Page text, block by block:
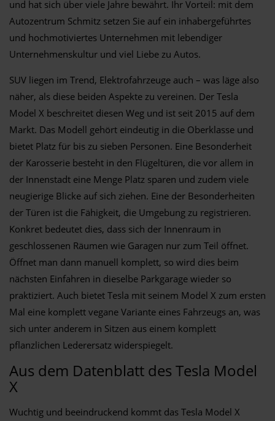
und hat sich über viele Jahre bewährt. Ihr Vorteil: mit dem
Autozentrum Schmitz setzen Sie auf ein inhabergeführtes
und hochmotiviertes Unternehmen mit lebendiger
Unternehmenskultur und viel Liebe zu Autos.
SUV liegen im Trend, Elektrofahrzeuge auch – was läge also
näher, als diese beiden Aspekte zu vereinen. Der Tesla
Model X beschreitet diesen Weg und ist seit 2015 auf dem
Markt. Das Modell gehört eindeutig in die Oberklasse und
bietet Platz für bis zu sieben Personen. Eine Besonderheit
der Karosserie besteht in den Flügeltüren, die vor allem in
der Innenstadt eine Menge Platz sparen und zudem viele
neugierige Blicke auf sich ziehen. Eine der Besonderheiten
der Türen ist die Fähigkeit, die Umgebung zu registrieren.
Konkret bedeutet dies, dass sich der Innenraum in
geschlossenen Räumen wie Garagen nur zum Teil öffnet.
Öffnet man dann manuell komplett, so wird dies beim
nächsten Einfahren in dieselbe Parkgarage wieder so
praktiziert. Auch bietet Tesla mit seinem Model X zum ersten
Mal eine komplett vegane Variante eines Fahrzeugs an, was
sich unter anderem in Sitzen aus einem komplett
pflanzlichen Lederersatz widerspiegelt.
Aus dem Datenblatt des Tesla Model
X
Wuchtig und beeindruckend kommt das Tesla Model X